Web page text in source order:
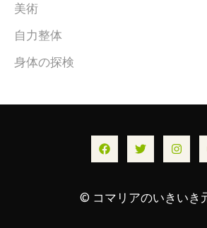
美術
自力整体
身体の探検
© コマリアのいきいき